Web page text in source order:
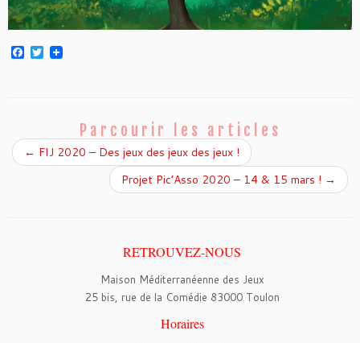
F
k
T
w
Parcourir les articles
← FIJ 2020 – Des jeux des jeux des jeux !
Projet Pic’Asso 2020 – 14 & 15 mars ! →
RETROUVEZ-NOUS
Maison Méditerranéenne des Jeux
25 bis, rue de la Comédie 83000 Toulon
Horaires